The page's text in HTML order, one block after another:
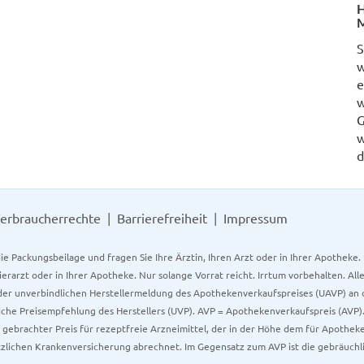
Barrierefreiheit Impressum
Packungsbeilage und fragen Sie Ihre Ärztin, Ihren Arzt oder in Ihrer
oder in Ihrer Apotheke. Nur solange Vorrat reicht. Irrtum vorbehalten.
unverbindlichen Herstellermeldung des Apothekenverkaufspreises (UAVP)
Preisempfehlung des Herstellers (UVP). AVP = Apothekenverkaufspreis
gebrachter Preis für rezeptfreie Arzneimittel, der in der Höhe dem für
Krankenversicherung abrechnet. Im Gegensatz zum AVP ist die